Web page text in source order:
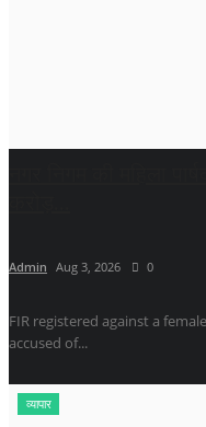
Admin Aug 3, 2026 0
FIR registered against a
accused of...
व्यापार